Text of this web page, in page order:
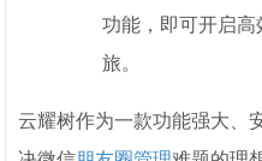
功能，即可开启
旅。
云耀树作为一款功能强大、